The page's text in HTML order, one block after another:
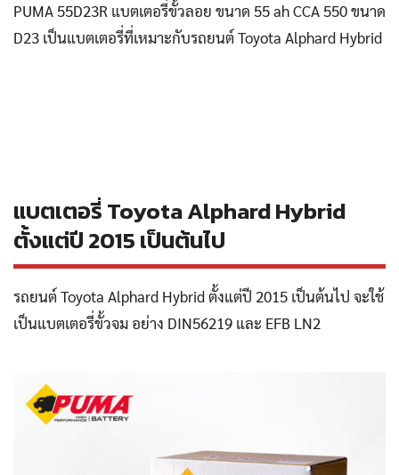
PUMA 55D23R แบตเตอรี่ขั้วลอย ขนาด 55 ah CCA 550 ขนาด
D23 เป็นแบตเตอรี่ที่เหมาะกับรถยนต์ Toyota Alphard Hybrid
แบตเตอรี่ Toyota Alphard Hybrid
ตั้งแต่ปี 2015 เป็นต้นไป
รถยนต์ Toyota Alphard Hybrid ตั้งแต่ปี 2015 เป็นต้นไป จะใช้
เป็นแบตเตอรี่ขั้วจม อย่าง DIN56219 และ EFB LN2